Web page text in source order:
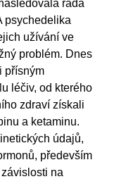
řada
psychedelika
užívání ve
problém. Dnes
přísným
léčiv, od kterého
zdraví získali
a ketaminu.
údajů,
především
na